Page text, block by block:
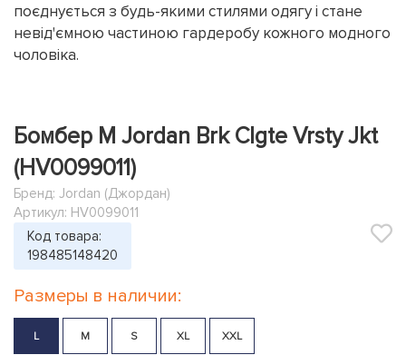
поєднується з будь-якими стилями одягу і стане
невід'ємною частиною гардеробу кожного модного
чоловіка.
Бомбер M Jordan Brk Clgte Vrsty Jkt
(HV0099011)
Бренд: Jordan (Джордан)
Артикул: HV0099011
Код товара:
198485148420
Размеры в наличии:
L M S XL XXL